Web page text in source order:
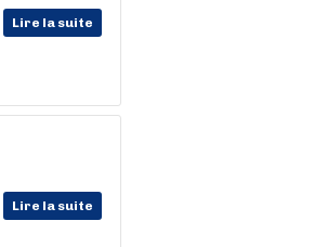
Lire la suite
Lire la suite